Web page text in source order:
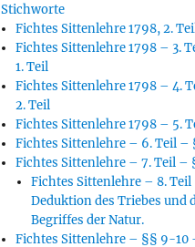
Stichworte
Fichtes Sittenlehre 1798, 2.
Fichtes Sittenlehre 1798 – 3.
1. Teil
Fichtes Sittenlehre 1798 – 4.
2. Teil
Fichtes Sittenlehre 1798 – 5.
Fichtes Sittenlehre – 6. Teil –
Fichtes Sittenlehre – 7. Teil –
Fichtes Sittenlehre – 8. Teil
Deduktion des Triebes und
Begriffes der Natur.
Fichtes Sittenlehre – §§ 9-10